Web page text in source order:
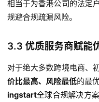
相当于为香港公司的法定
规避合规疏漏风险。
3.3 优质服务商赋能
对于绝大多数跨境电商、
价比最高、风险最低的最
ingstart全球合规解决方